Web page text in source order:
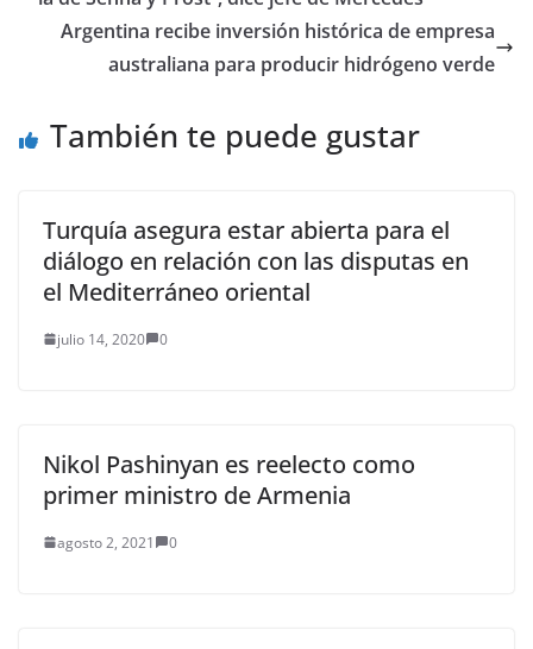
Argentina recibe inversión histórica de empresa
australiana para producir hidrógeno verde
También te puede gustar
Turquía asegura estar abierta para el
diálogo en relación con las disputas en
el Mediterráneo oriental
julio 14, 2020 0
Nikol Pashinyan es reelecto como
primer ministro de Armenia
agosto 2, 2021 0